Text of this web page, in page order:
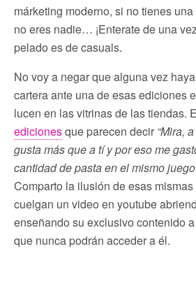
márketing moderno, si no tienes
no eres nadie… ¡Enterate de una
pelado es de casuals.
No voy a negar que alguna vez
cartera ante una de esas ediciones
lucen en las vitrinas de las tiendas.
edicionesque parecen decir “Mira,
gusta más que a tí y por eso me
cantidad de pasta en el mismo
Comparto la ilusión de esas
cuelgan un video en youtube
enseñando su exclusivo contenido
que nunca podrán acceder a él.